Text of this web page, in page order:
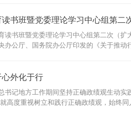
作，动真碰硬真改实改，确保改彻底、
的根基。要深刻理解习近平总书记关于
书班暨党委理论学习中心组第二
书班暨党委理论学习中心组第二次（扩
办公厅、国务院办公厅印发的《关于推
么样的政绩、靠什么树政绩”的核心要
绩检验工作成效，为服务经济社会发展
外化于行
记地方工作期间坚持正确政绩观生动实
度重视树立和践行正确政绩观，始终